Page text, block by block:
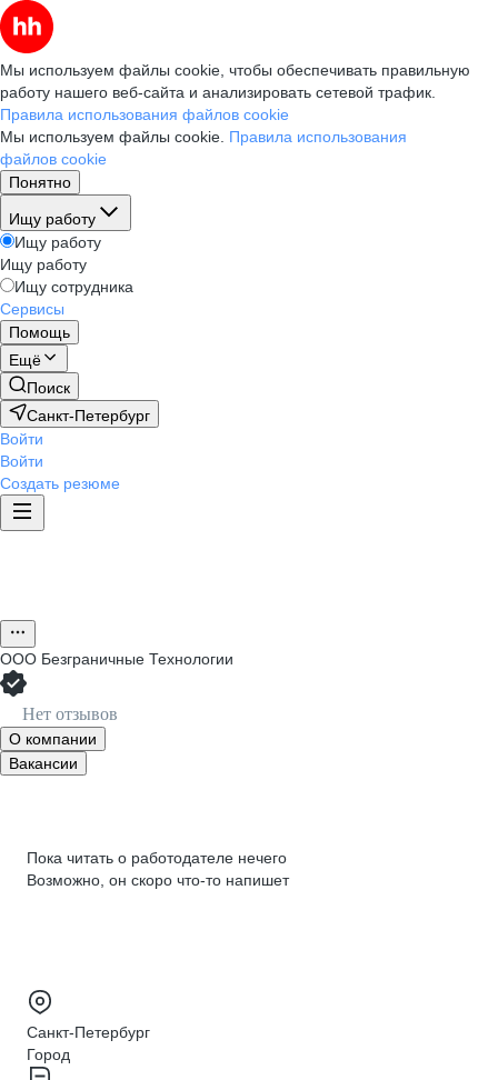
Мы используем файлы cookie, чтобы обеспечивать правильную
работу нашего веб-сайта и анализировать сетевой трафик.
Правила использования файлов cookie
Мы используем файлы cookie. Правила использования
файлов cookie
Понятно
Ищу работу
Ищу работу
Ищу работу
Ищу сотрудника
Сервисы
Помощь
Ещё
Поиск
Санкт-Петербург
Войти
Войти
Создать резюме
ООО Безграничные Технологии
Нет отзывов
О компании
Вакансии
Пока читать о работодателе нечего
Возможно, он скоро что‑то напишет
Санкт-Петербург
Город